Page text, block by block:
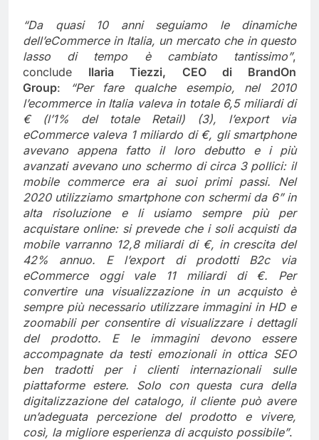
“Da quasi 10 anni seguiamo le dinamiche
dell’eCommerce in Italia, un mercato che in questo
lasso di tempo è cambiato tantissimo”,
conclude Ilaria Tiezzi, CEO di BrandOn
Group: “Per fare qualche esempio, nel 2010
l’ecommerce in Italia valeva in totale 6,5 miliardi di
€ (l’1% del totale Retail) (3), l’export via
eCommerce valeva 1 miliardo di €, gli smartphone
avevano appena fatto il loro debutto e i più
avanzati avevano uno schermo di circa 3 pollici: il
mobile commerce era ai suoi primi passi. Nel
2020 utilizziamo smartphone con schermi da 6” in
alta risoluzione e li usiamo sempre più per
acquistare online: si prevede che i soli acquisti da
mobile varranno 12,8 miliardi di €, in crescita del
42% annuo. E l’export di prodotti B2c via
eCommerce oggi vale 11 miliardi di €. Per
convertire una visualizzazione in un acquisto è
sempre più necessario utilizzare immagini in HD e
zoomabili per consentire di visualizzare i dettagli
del prodotto. E le immagini devono essere
accompagnate da testi emozionali in ottica SEO
ben tradotti per i clienti internazionali sulle
piattaforme estere. Solo con questa cura della
digitalizzazione del catalogo, il cliente può avere
un’adeguata percezione del prodotto e vivere,
così, la migliore esperienza di acquisto possibile”.